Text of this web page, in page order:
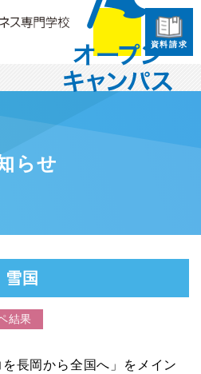
資料請求
らせ
国
結果
を長岡から全国へ」をメイン